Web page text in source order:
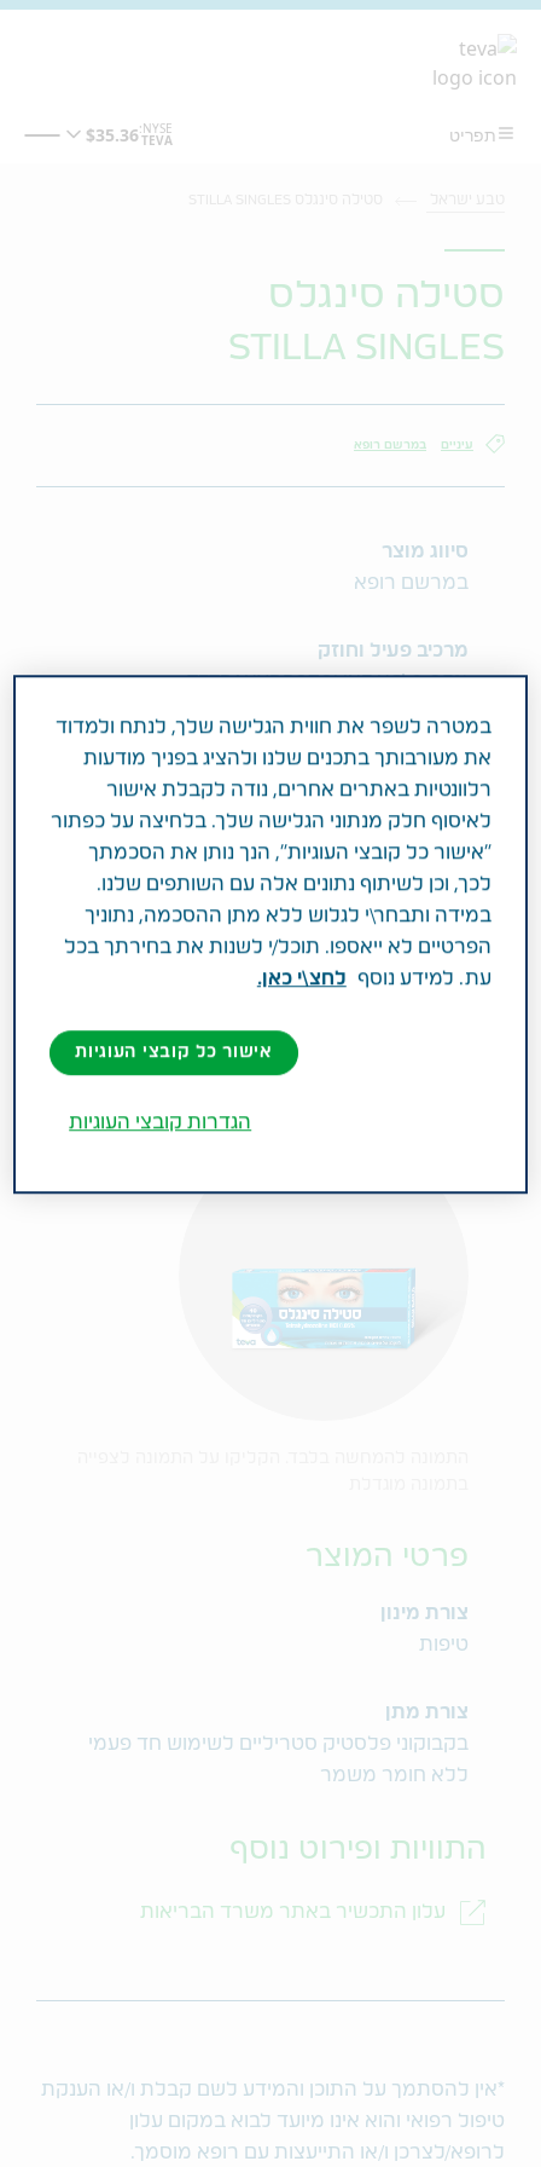
סטילה סינגלס
STILLA SINGLES
עיניים במרשם רופא
סיווג מוצר
במרשם רופא
מרכיב פעיל וחוזק
0.05% TETRAHYDROZOLINE HCl
תחום טיפול
עיניים
פעילות רפואית
התרופה מיועדת להקלה בצריבה, עקצוץ, גירוי
ואדמומיות בעיניים הנגרמים מאלרגנים וגירויים, כגון:
עשן, אבק, צמחים וחשיפה לשמש.
פרטי המוצר
צורת מינון
טיפות
צורת מתן
בקבוקוני פלסטיק סטריליים לשימוש חד פעמי
ללא חומר משמר
התוויות ופירוט נוסף
עלון התכשיר באתר משרד הבריאות
*אין להסתמך על התוכן והמידע לשם קבלת ו/או הענקת
טיפול רפואי והוא אינו מיועד לבוא במקום עלון
לרופא/לצרכן ו/או התייעצות עם רופא מוסמך.
במטרה לשפר את חווית הגלישה שלך, לנתח ולמדוד
את מעורבותך בתכנים שלנו ולהציג בפניך מודעות
רלוונטיות באתרים אחרים, נודה לקבלת אישור
לאיסוף חלק מנתוני הגלישה שלך. בלחיצה על כפתור
"אישור כל קובצי העוגיות", הנך נותן את הסכמתך
לכך, וכן לשיתוף נתונים אלה עם השותפים שלנו.
במידה ותבחר\י לגלוש ללא מתן ההסכמה, נתוניך
הפרטיים לא ייאספו. תוכל/י לשנות את בחירתך בכל
עת. למידע נוסף
לחצ\י כאן.
אישור כל קובצי העוגיות
הגדרות קובצי העוגיות